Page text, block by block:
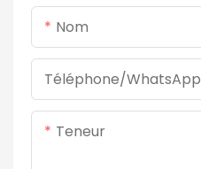
Nom
Téléphone/WhatsApp
Teneur